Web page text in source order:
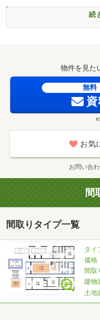
時間／10:30～20:00
モデルハウス内覧（事
-----------------------
・家を買うかどうかま
いいの…？
・予算やエリアもハッ
・まだ建物が完成して
これから家探しを始め
お忙しい方や電話が苦手
【見学予約】ボタンから
ます。
●ご見学の際には3つの
１）サクッと現地見学コ
続
物件を見た
無料
お気
お問い合
間
間取りタイプ一覧
タイ
価格
間取
建物
土地